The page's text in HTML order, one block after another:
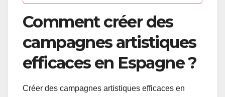
Comment créer des
campagnes artistiques
efficaces en Espagne ?
Créer des campagnes artistiques efficaces en